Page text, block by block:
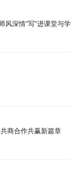
风深情"写"进课堂与学
商合作共赢新篇章